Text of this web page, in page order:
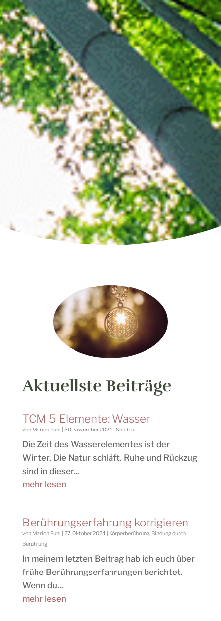
Aktuellste Beiträge
TCM 5 Elemente: Wasser
von Marion Fuhl 30. November 2024| Shiatsu
Die Zeit des Wasserelementes ist der
Winter. Die Natur schläft. Ruhe und Rückzug
sind in dieser...
mehr lesen
Berührungserfahrung korrigieren
von Marion Fuhl 27. Oktober 2024| Körperberührung, Bindung durch
Berührung
In meinem letzten Beitrag hab ich euch über
frühe Berührungserfahrungen berichtet.
Wenn du...
mehr lesen